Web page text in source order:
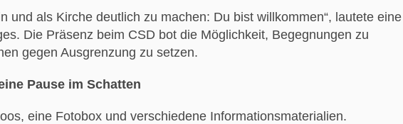
und als Kirche deutlich zu machen: Du bist willkommen“, lautete eine
Die Präsenz beim CSD bot die Möglichkeit, Begegnungen zu
gegen Ausgrenzung zu setzen.
Pause im Schatten
eine Fotobox und verschiedene Informationsmaterialien.